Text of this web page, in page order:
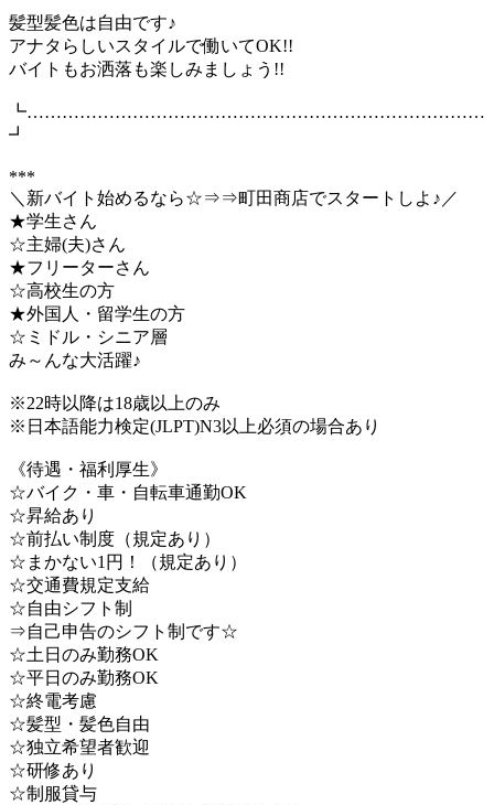
髪型髪色は自由です♪
アナタらしいスタイルで働いてOK!!
バイトもお洒落も楽しみましょう!!
┗……………………………………………………………………
┛
***
＼新バイト始めるなら☆⇒⇒町田商店でスタートしよ♪／
★学生さん
☆主婦(夫)さん
★フリーターさん
☆高校生の方
★外国人・留学生の方
☆ミドル・シニア層
み～んな大活躍♪
※22時以降は18歳以上のみ
※日本語能力検定(JLPT)N3以上必須の場合あり
《待遇・福利厚生》
☆バイク・車・自転車通勤OK
☆昇給あり
☆前払い制度（規定あり）
☆まかない1円！（規定あり）
☆交通費規定支給
☆自由シフト制
⇒自己申告のシフト制です☆
☆土日のみ勤務OK
☆平日のみ勤務OK
☆終電考慮
☆髪型・髪色自由
☆独立希望者歓迎
☆研修あり
☆制服貸与